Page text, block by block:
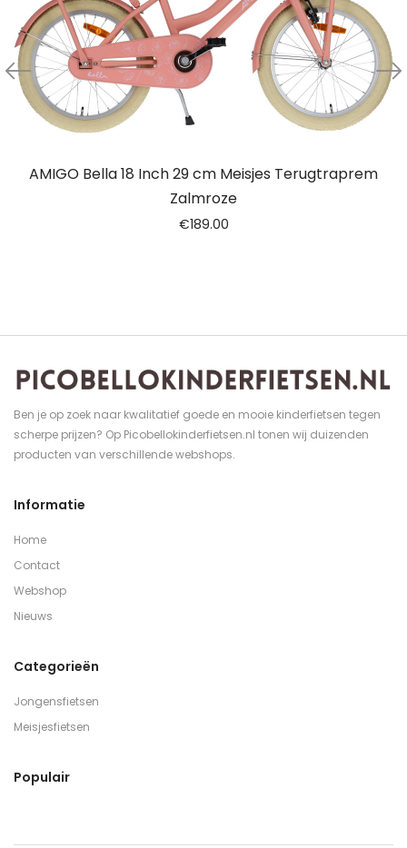
AMIGO Bella 18 Inch 29 cm Meisjes Terugtraprem
Zalmroze
€189.00
Ben je op zoek naar kwalitatief goede en mooie kinderfietsen tegen
scherpe prijzen? Op Picobellokinderfietsen.nl tonen wij duizenden
producten van verschillende webshops.
Informatie
Home
Contact
Webshop
Nieuws
Categorieën
Jongensfietsen
Meisjesfietsen
Populair